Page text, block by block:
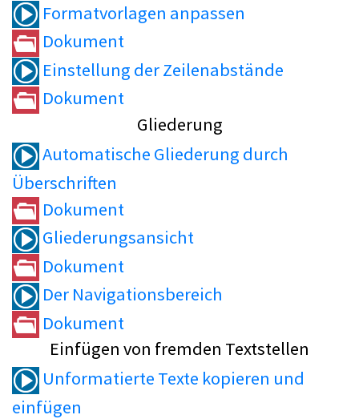
Formatvorlagen anpassen
Dokument
Einstellung der Zeilenabstände
Dokument
Gliederung
Automatische Gliederung durch
Überschriften
Dokument
Gliederungsansicht
Dokument
Der Navigationsbereich
Dokument
Einfügen von fremden Textstellen
Unformatierte Texte kopieren und
einfügen